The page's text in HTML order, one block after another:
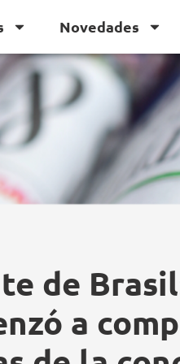
Novedades
de
a